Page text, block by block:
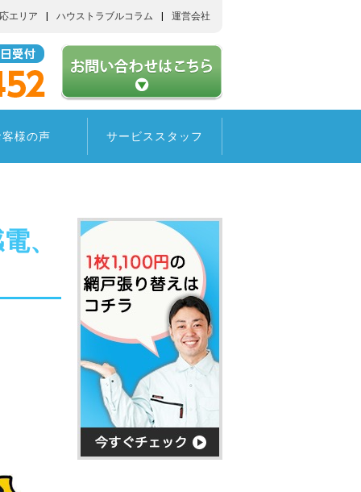
エリア ハウストラブルコラム 運営会社
客様の声 サービススタッフ
、